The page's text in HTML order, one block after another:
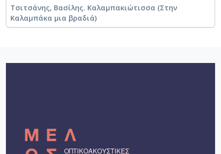
Τσιτσάνης, Βασίλης. Καλαμπακιώτισσα (Στην
Καλαμπάκα μια βραδιά)